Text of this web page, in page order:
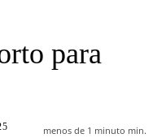
para
menos de 1 minuto min.